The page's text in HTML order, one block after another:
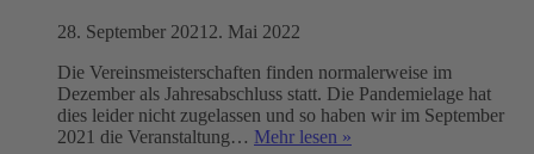
28. September 2021 2. Mai 2022
Die Vereinsmeisterschaften finden normalerweise im
Dezember als Jahresabschluss statt. Die Pandemielage hat
dies leider nicht zugelassen und so haben wir im September
2021 die Veranstaltung… Mehr lesen »